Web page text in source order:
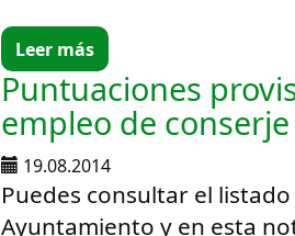
Leer más
Puntuaciones
empleo de conserje
19.08.2014
Puedes consultar el
Ayuntamiento y en esta